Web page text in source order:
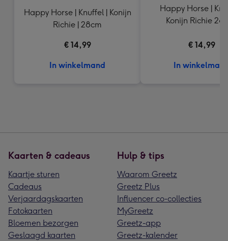
Happy Horse | Knuffel | Konijn
Richie | 28cm
€ 14,99
In winkelmand
Happy Horse |
Konijn Richie 28
€ 14,99
In
Kaarten & cadeaus
Kaartje sturen
Cadeaus
Verjaardagskaarten
Fotokaarten
Bloemen bezorgen
Geslaagd kaarten
Hulp & tips
Waarom Greetz
Greetz Plus
Influencer co-collecties
MyGreetz
Greetz-app
Greetz-kalender